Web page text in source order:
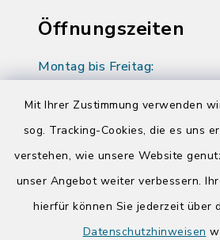
Mit Ihrer Zustimmung verwenden
sog. Tracking-Cookies, die es uns
verstehen, wie unsere Website
unser Angebot weiter verbessern.
hierfür können Sie jederzeit über
Datenschutzhinweisen
Öffnungszeiten
Montag bis Freitag:
Donnerstag zusätzlich:
14:00-17:00 Uhr
Quicklinks